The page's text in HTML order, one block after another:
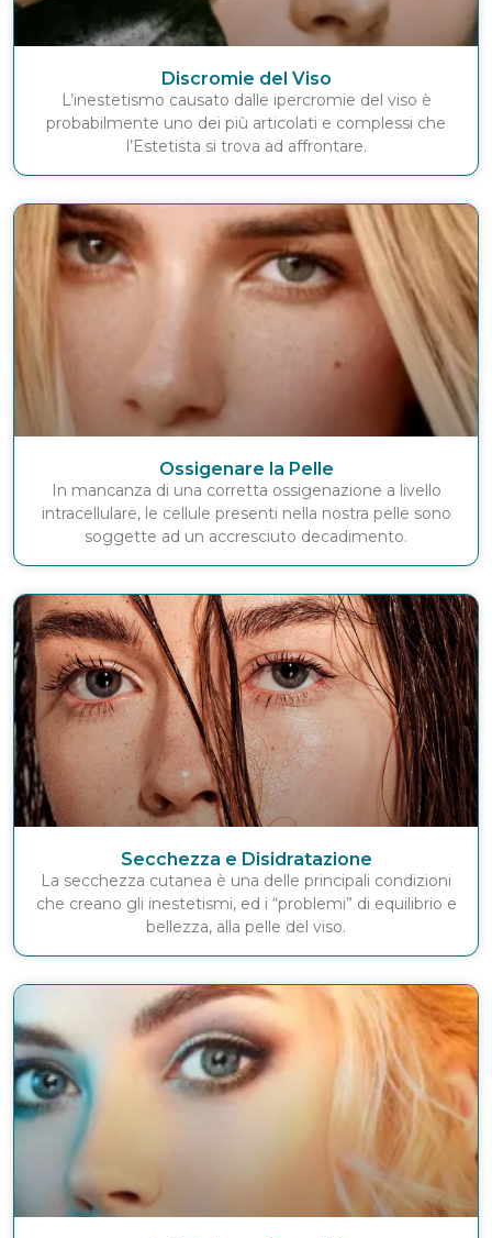
Discromie del Viso
L’inestetismo causato dalle ipercromie del viso è
probabilmente uno dei più articolati e complessi che
l’Estetista si trova ad affrontare.
Ossigenare la Pelle
In mancanza di una corretta ossigenazione a livello
intracellulare, le cellule presenti nella nostra pelle sono
soggette ad un accresciuto decadimento.
Secchezza e Disidratazione
La secchezza cutanea è una delle principali condizioni
che creano gli inestetismi, ed i “problemi” di equilibrio e
bellezza, alla pelle del viso.